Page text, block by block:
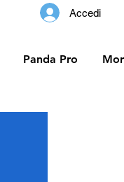
Accedi
Panda Pro